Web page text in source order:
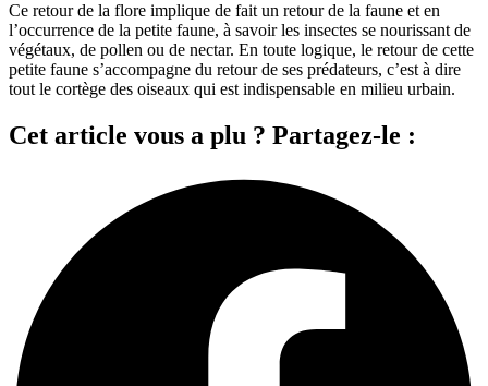
Ce retour de la flore implique de fait un retour de la faune et en
l’occurrence de la petite faune, à savoir les insectes se nourissant de
végétaux, de pollen ou de nectar. En toute logique, le retour de cette
petite faune s’accompagne du retour de ses prédateurs, c’est à dire
tout le cortège des oiseaux qui est indispensable en milieu urbain.
Cet article vous a plu ? Partagez-le :